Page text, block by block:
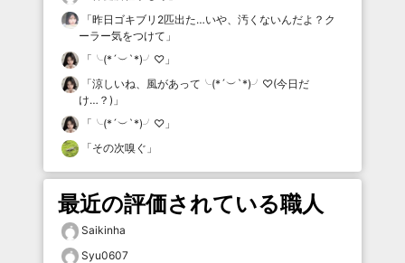
「昨日ゴキブリ2匹出た…いや、汚くないんだよ？ク
ーラー気をつけて 」
「 ╰(*´︶`*)╯♡ 」
「涼しいね、風があって╰(*´︶`*)╯♡(今日だ
け…？) 」
「 ╰(*´︶`*)╯♡ 」
「その次嗅ぐ 」
最近の評価されている職人
Saikinha
Syu0607